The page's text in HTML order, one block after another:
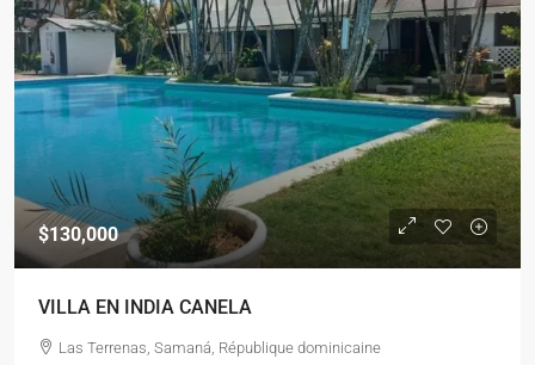
$130,000
VILLA EN INDIA CANELA
Las Terrenas, Samaná, République dominicaine